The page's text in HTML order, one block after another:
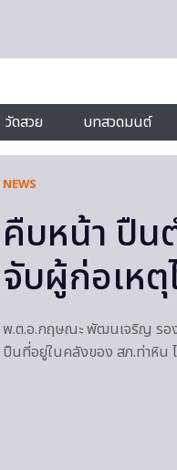
วัดสวย บทสวดมนต์
NEWS
คืบหน้า ปืน
จับผู้ก่อเหตุ
พ.ต.อ.กฤษณะ พัฒนเจริญ รอง
ปืนที่อยู่ในคลังของ สภ.ท่าหิน